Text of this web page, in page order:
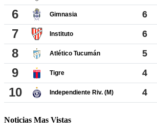
Noticias Mas Vistas